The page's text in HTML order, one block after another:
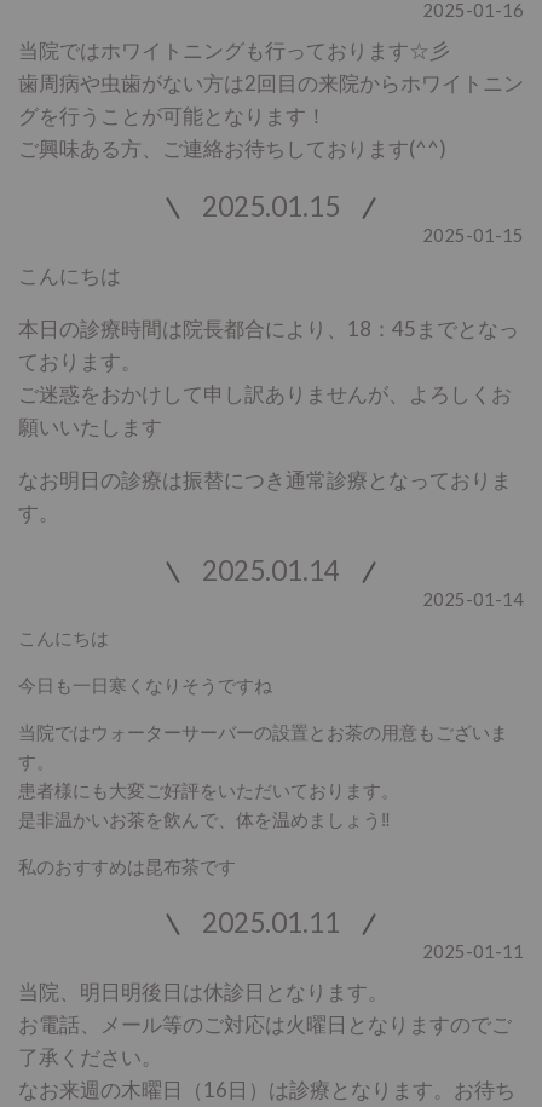
2025-01-16
当院ではホワイトニングも行っております☆彡
歯周病や虫歯がない方は2回目の来院からホワイトニン
グを行うことが可能となります！
ご興味ある方、ご連絡お待ちしております(^^)
2025.01.15
2025-01-15
こんにちは
本日の診療時間は院長都合により、18：45までとなっ
ております。
ご迷惑をおかけして申し訳ありませんが、よろしくお
願いいたします
なお明日の診療は振替につき通常診療となっておりま
す。
2025.01.14
2025-01-14
こんにちは
今日も一日寒くなりそうですね
当院ではウォーターサーバーの設置とお茶の用意もございま
す。
患者様にも大変ご好評をいただいております。
是非温かいお茶を飲んで、体を温めましょう‼
私のおすすめは昆布茶です
2025.01.11
2025-01-11
当院、明日明後日は休診日となります。
お電話、メール等のご対応は火曜日となりますのでご
了承ください。
なお来週の木曜日（16日）は診療となります。お待ち